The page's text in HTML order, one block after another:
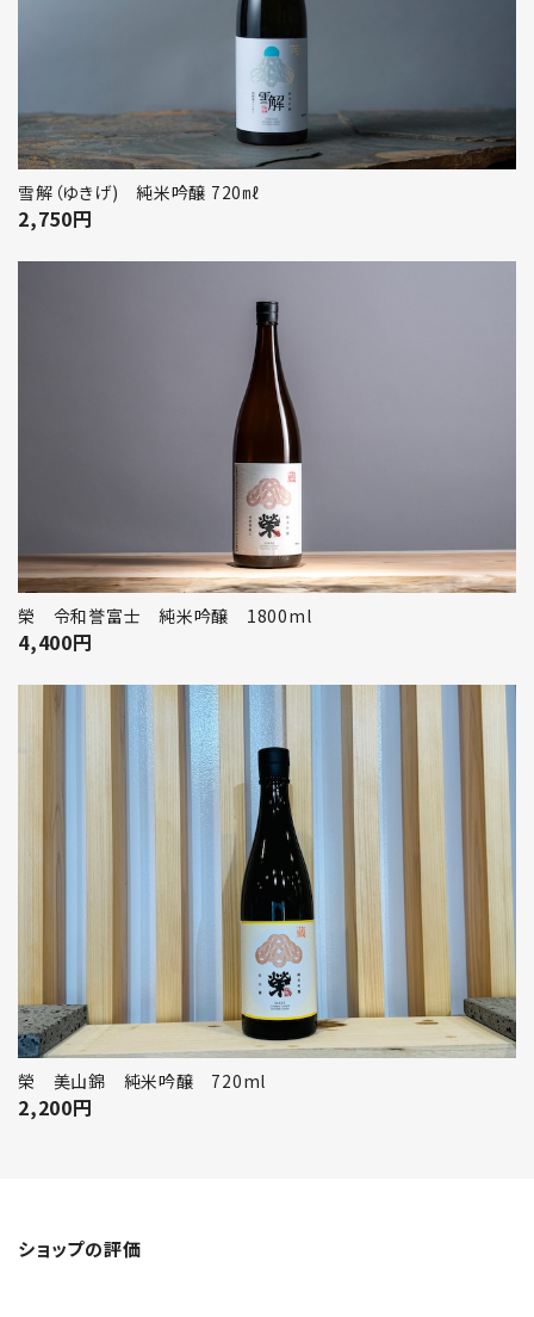
雪解（ゆきげ) 純米吟醸 720㎖
2,750円
榮 令和誉富士 純米吟醸 1800ml
4,400円
榮 美山錦 純米吟醸 720ml
2,200円
ショップの評価